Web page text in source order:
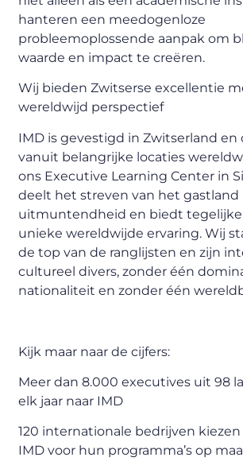
hanteren een meedogenloze
probleemoplossende aanpak om
waarde en impact te creëren.
Wij bieden Zwitserse excellentie
wereldwijd perspectief
IMD is gevestigd in Zwitserland en
vanuit belangrijke locaties
ons Executive Learning Center in
deelt het streven van het gastland
uitmuntendheid en biedt
unieke wereldwijde ervaring. Wij
de top van de ranglijsten en zijn
cultureel divers, zonder één
nationaliteit en zonder één
Kijk maar naar de cijfers:
Meer dan 8.000 executives uit 98
elk jaar naar IMD
120 internationale bedrijven kiezen
IMD voor hun programma’s op